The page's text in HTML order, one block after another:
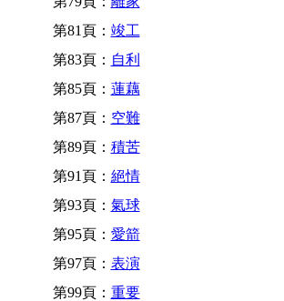
第81頁： 竣工
第83頁： 自利
第85頁： 蓮藕
第87頁： 空難
第89頁： 積苦
第91頁： 絕情
第93頁： 氣球
第95頁： 愛箭
第97頁： 表演
第99頁： 重要